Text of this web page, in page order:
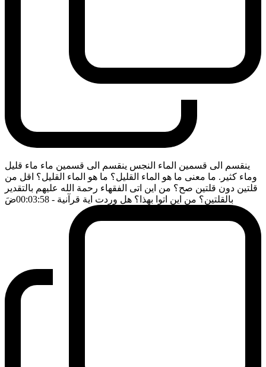
ينقسم الى قسمين الماء النجس ينقسم الى قسمين ماء ماء قليل
وماء كثير. ما معنى ما هو الماء القليل؟ ما هو الماء القليل؟ اقل من
قلتين دون قلتين صح؟ من اين اتى الفقهاء رحمة الله عليهم بالتقدير
بالقلتين؟ من اين اتوا بهذا؟ هل وردت اية قرآنية - 00:03:58 ضَ